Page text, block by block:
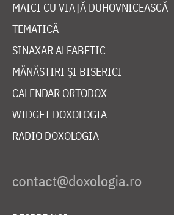
MAICI CU VIAȚĂ DUHOVNICEASCĂ
TEMATICĂ
SINAXAR ALFABETIC
MĂNĂSTIRI ȘI BISERICI
CALENDAR ORTODOX
WIDGET DOXOLOGIA
RADIO DOXOLOGIA